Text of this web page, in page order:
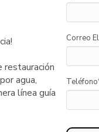
agua,
línea guía
Correo
Teléfono